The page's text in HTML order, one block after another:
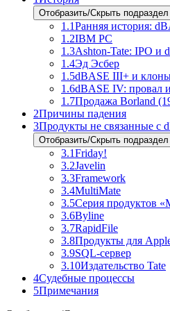
Отобразить/Скрыть
1.1Ранняя история:
1.2IBM PC
1.3Ashton-Tate: IPO и
1.4Эд Эсбер
1.5dBASE III+ и
1.6dBASE IV: провал
1.7Продажа Borland
2Причины падения
3Продукты не связанные с
Отобразить/Скрыть
3.1Friday!
3.2Javelin
3.3Framework
3.4MultiMate
3.5Серия продуктов
3.6Byline
3.7RapidFile
3.8Продукты для
3.9SQL-сервер
3.10Издательство Tate
4Судебные процессы
5Примечания